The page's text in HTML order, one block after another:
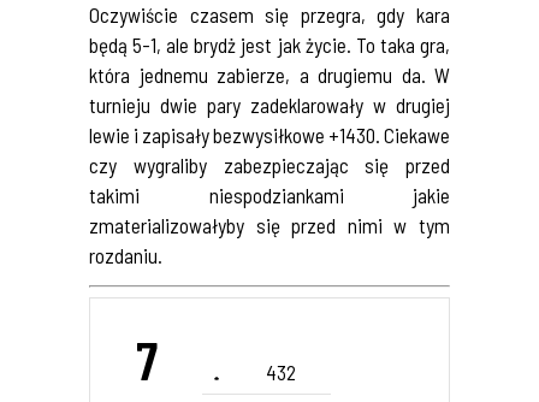
Oczywiście czasem się przegra, gdy kara
będą 5-1, ale brydż jest jak życie. To taka gra,
która jednemu zabierze, a drugiemu da. W
turnieju dwie pary zadeklarowały w drugiej
lewie i zapisały bezwysiłkowe +1430. Ciekawe
czy wygraliby zabezpieczając się przed
takimi niespodziankami jakie
zmaterializowałyby się przed nimi w tym
rozdaniu.
7
432